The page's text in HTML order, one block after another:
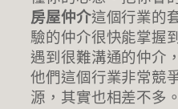
房屋仲介這個行業的
驗的仲介很快能掌握
遇到很難溝通的仲介
他們這個行業非常競
源，其實也相差不多。